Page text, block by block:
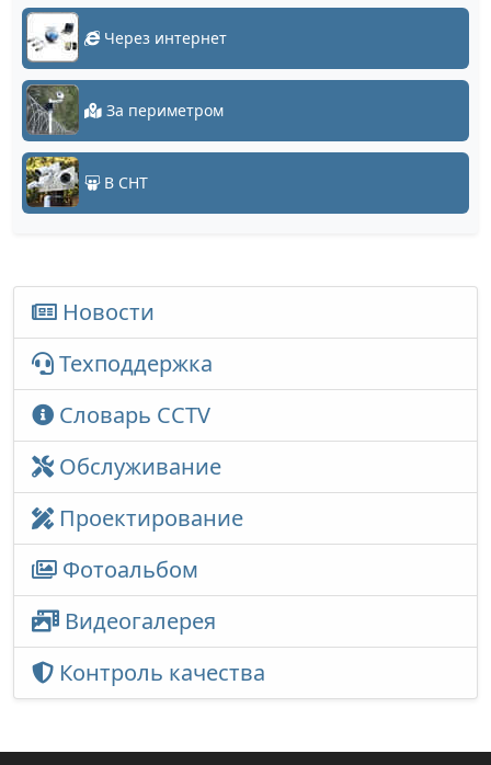
Через интернет
За периметром
В СНТ
Новости
Техподдержка
Словарь CCTV
Обслуживание
Проектирование
Фотоальбом
Видеогалерея
Контроль качества